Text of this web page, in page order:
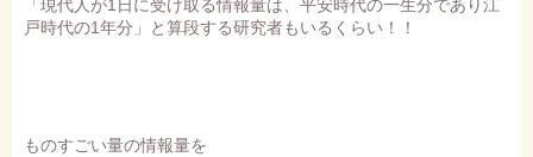
「現代人が1日に受け取る情報量は、平安時代の一生分であり江
戸時代の1年分」と算段する研究者もいるくらい！！
ものすごい量の情報量を